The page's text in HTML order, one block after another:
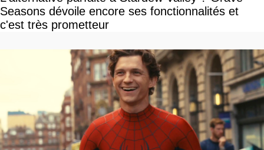
Seasons dévoile encore ses fonctionnalités et
c'est très prometteur